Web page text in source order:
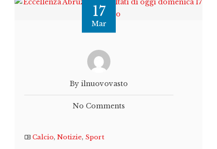
17
Mar
By ilnuovovasto
No Comments
Calcio, Notizie, Sport